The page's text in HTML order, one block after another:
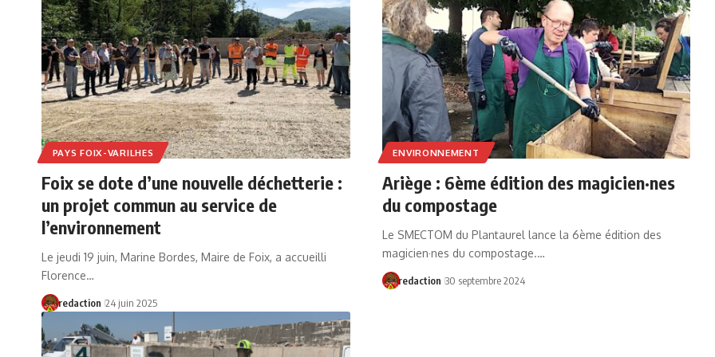
PAYS FOIX-VARILHES
Foix se dote d’une nouvelle déchetterie :
un projet commun au service de
l’environnement
Le jeudi 19 juin, Marine Bordes, Maire de Foix, a accueilli
Florence…
redaction 24 juin 2025
ENVIRONNEMENT
Ariège : 6ème édition des magicien·nes
du compostage
Le SMECTOM du Plantaurel lance la 6ème édition des
magicien·nes du compostage.…
redaction 30 septembre 2024